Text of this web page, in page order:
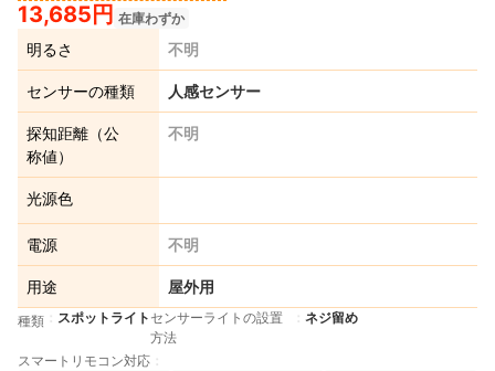
13,685円 在庫わずか
明るさ 不明
センサーの種類 人感センサー
探知距離（公
称値）
不明
光源色
電源 不明
用途 屋外用
種類 スポットライト センサーライトの設置
方法
ネジ留め
スマートリモコン対応